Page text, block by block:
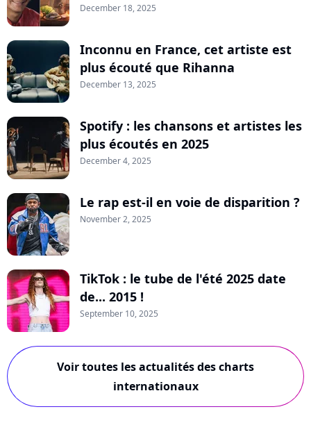
December 18, 2025
Inconnu en France, cet artiste est
plus écouté que Rihanna
December 13, 2025
Spotify : les chansons et artistes les
plus écoutés en 2025
December 4, 2025
Le rap est-il en voie de disparition ?
November 2, 2025
TikTok : le tube de l'été 2025 date
de... 2015 !
September 10, 2025
Voir toutes les actualités des charts
internationaux